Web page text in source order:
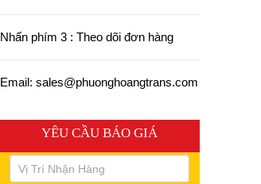
Nhấn phím 3 : Theo dõi đơn hàng
Email: sales@phuonghoangtrans.com
YÊU CẦU BÁO GIÁ